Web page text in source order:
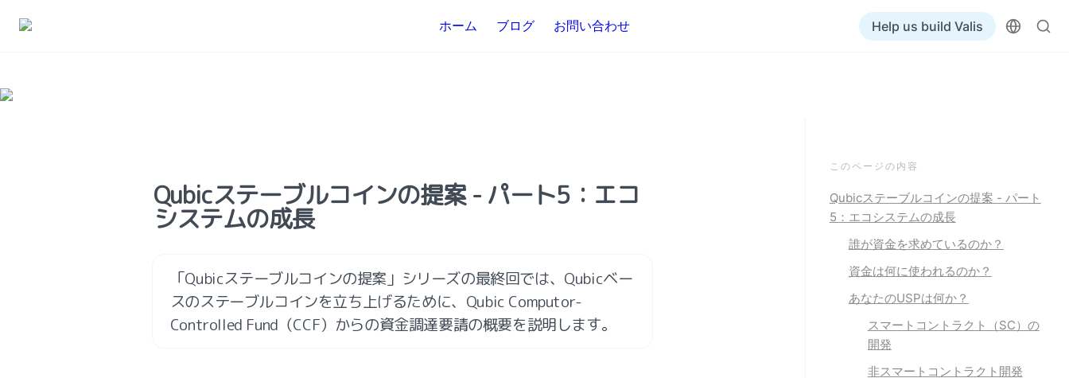
ホーム ブログ お問い合わせ Help us build Valis
Qubicステーブルコインの提案 - パート5：エコ
システムの成長
「Qubicステーブルコインの提案」シリーズの最終回では、Qubicベー
スのステーブルコインを立ち上げるために、Qubic Computor-
Controlled Fund（CCF）からの資金調達要請の概要を説明します。
このページの内容
Qubicステーブルコインの提案 - パート
5：エコシステムの成長
誰が資金を求めているのか？
資金は何に使われるのか？
あなたのUSPは何か？
スマートコントラクト（SC）の
開発
非スマートコントラクト開発